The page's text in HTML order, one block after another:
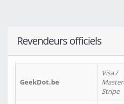
Revendeurs officiels
GeekDot.be
Visa /
Stripe